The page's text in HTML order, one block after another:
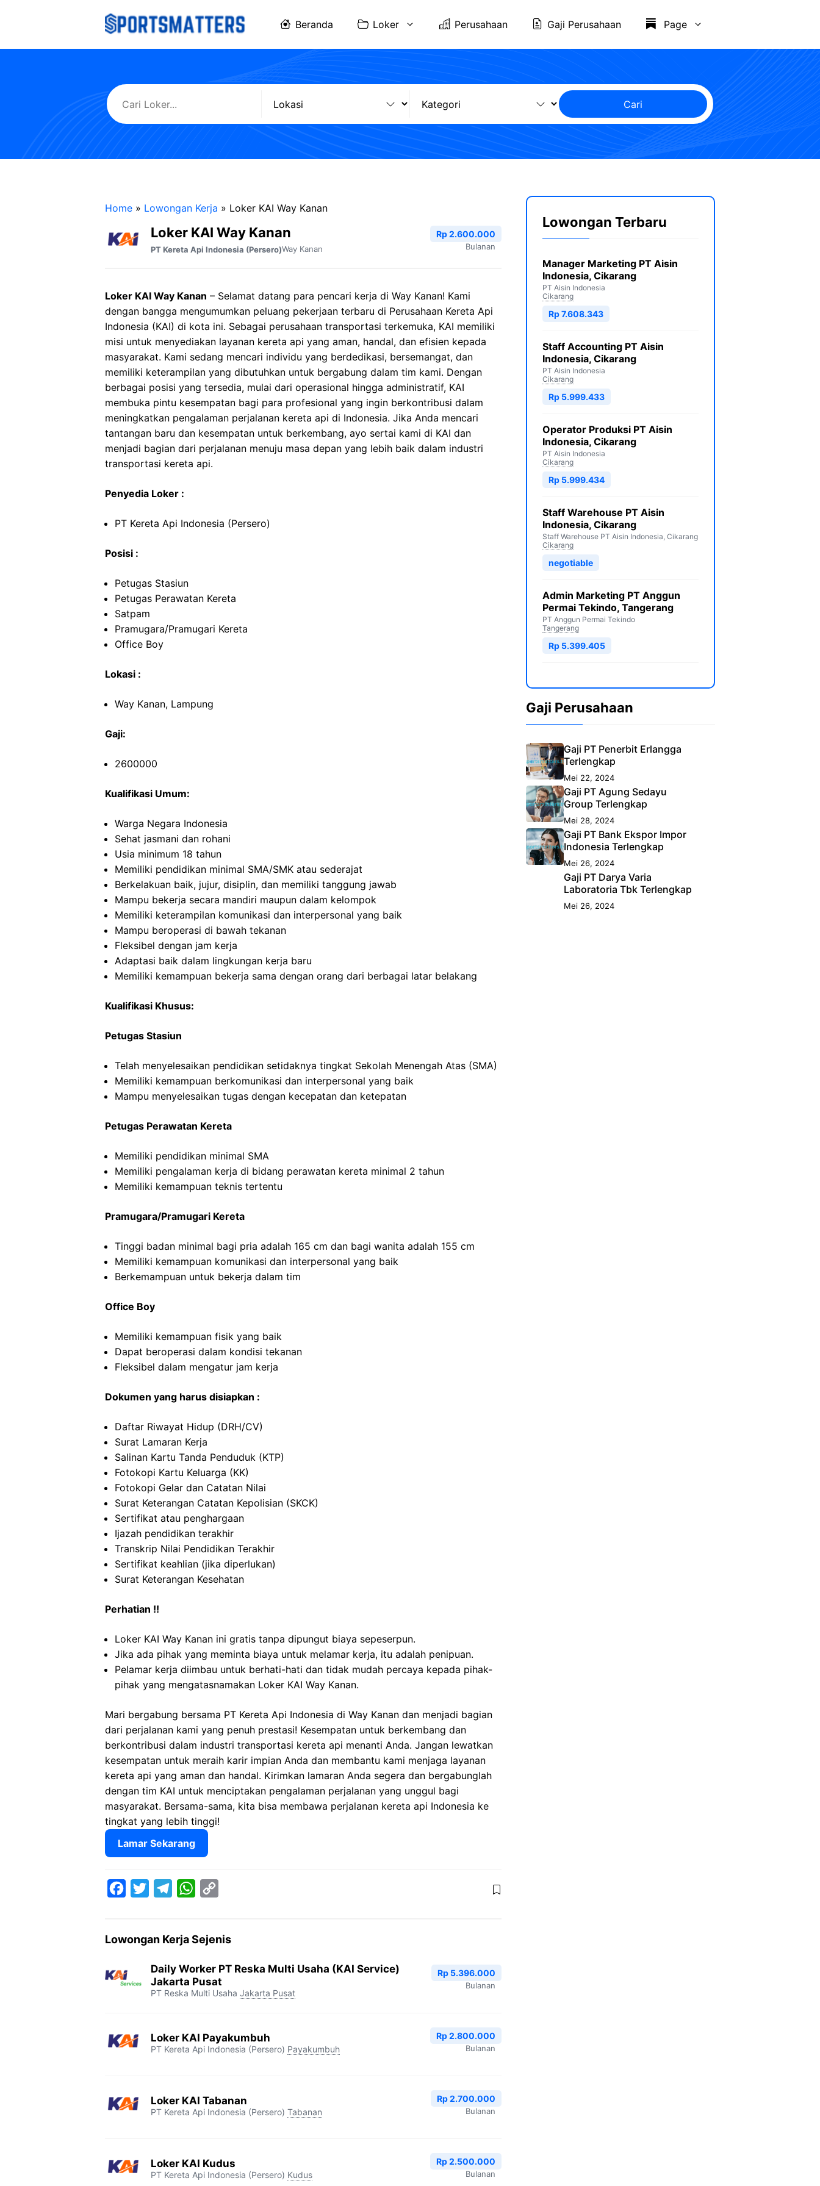
Beranda Loker Perusahaan Gaji Perusahaan Page
Cari
Home » Lowongan Kerja » Loker KAI Way Kanan
Loker KAI Way Kanan
PT Kereta Api Indonesia (Persero)Way Kanan
Rp 2.600.000
Bulanan
Loker KAI Way Kanan – Selamat datang para pencari kerja di Way Kanan! Kami
dengan bangga mengumumkan peluang pekerjaan terbaru di Perusahaan Kereta Api
Indonesia (KAI) di kota ini. Sebagai perusahaan transportasi terkemuka, KAI memiliki
misi untuk menyediakan layanan kereta api yang aman, handal, dan efisien kepada
masyarakat. Kami sedang mencari individu yang berdedikasi, bersemangat, dan
memiliki keterampilan yang dibutuhkan untuk bergabung dalam tim kami. Dengan
berbagai posisi yang tersedia, mulai dari operasional hingga administratif, KAI
membuka pintu kesempatan bagi para profesional yang ingin berkontribusi dalam
meningkatkan pengalaman perjalanan kereta api di Indonesia. Jika Anda mencari
tantangan baru dan kesempatan untuk berkembang, ayo sertai kami di KAI dan
menjadi bagian dari perjalanan menuju masa depan yang lebih baik dalam industri
transportasi kereta api.
Penyedia Loker :
PT Kereta Api Indonesia (Persero)
Posisi :
Petugas Stasiun
Petugas Perawatan Kereta
Satpam
Pramugara/Pramugari Kereta
Office Boy
Lokasi :
Way Kanan, Lampung
Gaji:
2600000
Kualifikasi Umum:
Warga Negara Indonesia
Sehat jasmani dan rohani
Usia minimum 18 tahun
Memiliki pendidikan minimal SMA/SMK atau sederajat
Berkelakuan baik, jujur, disiplin, dan memiliki tanggung jawab
Mampu bekerja secara mandiri maupun dalam kelompok
Memiliki keterampilan komunikasi dan interpersonal yang baik
Mampu beroperasi di bawah tekanan
Fleksibel dengan jam kerja
Adaptasi baik dalam lingkungan kerja baru
Memiliki kemampuan bekerja sama dengan orang dari berbagai latar belakang
Kualifikasi Khusus:
Petugas Stasiun
Telah menyelesaikan pendidikan setidaknya tingkat Sekolah Menengah Atas (SMA)
Memiliki kemampuan berkomunikasi dan interpersonal yang baik
Mampu menyelesaikan tugas dengan kecepatan dan ketepatan
Petugas Perawatan Kereta
Memiliki pendidikan minimal SMA
Memiliki pengalaman kerja di bidang perawatan kereta minimal 2 tahun
Memiliki kemampuan teknis tertentu
Pramugara/Pramugari Kereta
Tinggi badan minimal bagi pria adalah 165 cm dan bagi wanita adalah 155 cm
Memiliki kemampuan komunikasi dan interpersonal yang baik
Berkemampuan untuk bekerja dalam tim
Office Boy
Memiliki kemampuan fisik yang baik
Dapat beroperasi dalam kondisi tekanan
Fleksibel dalam mengatur jam kerja
Dokumen yang harus disiapkan :
Daftar Riwayat Hidup (DRH/CV)
Surat Lamaran Kerja
Salinan Kartu Tanda Penduduk (KTP)
Fotokopi Kartu Keluarga (KK)
Fotokopi Gelar dan Catatan Nilai
Surat Keterangan Catatan Kepolisian (SKCK)
Sertifikat atau penghargaan
Ijazah pendidikan terakhir
Transkrip Nilai Pendidikan Terakhir
Sertifikat keahlian (jika diperlukan)
Surat Keterangan Kesehatan
Perhatian !!
Loker KAI Way Kanan ini gratis tanpa dipungut biaya sepeserpun.
Jika ada pihak yang meminta biaya untuk melamar kerja, itu adalah penipuan.
Pelamar kerja diimbau untuk berhati-hati dan tidak mudah percaya kepada pihak-
pihak yang mengatasnamakan Loker KAI Way Kanan.
Mari bergabung bersama PT Kereta Api Indonesia di Way Kanan dan menjadi bagian
dari perjalanan kami yang penuh prestasi! Kesempatan untuk berkembang dan
berkontribusi dalam industri transportasi kereta api menanti Anda. Jangan lewatkan
kesempatan untuk meraih karir impian Anda dan membantu kami menjaga layanan
kereta api yang aman dan handal. Kirimkan lamaran Anda segera dan bergabunglah
dengan tim KAI untuk menciptakan pengalaman perjalanan yang unggul bagi
masyarakat. Bersama-sama, kita bisa membawa perjalanan kereta api Indonesia ke
tingkat yang lebih tinggi!
Lamar Sekarang
e
o
t
t
e
r
e
r
a
W
t
A
p
y
L
i
n
Lowongan Kerja Sejenis
Daily Worker PT Reska Multi Usaha (KAI Service)
Jakarta Pusat
PT Reska Multi Usaha Jakarta Pusat
Rp 5.396.000
Bulanan
Loker KAI Payakumbuh
PT Kereta Api Indonesia (Persero) Payakumbuh
Rp 2.800.000
Bulanan
Loker KAI Tabanan
PT Kereta Api Indonesia (Persero) Tabanan
Rp 2.700.000
Bulanan
Loker KAI Kudus
PT Kereta Api Indonesia (Persero) Kudus
Rp 2.500.000
Bulanan
Lowongan Terbaru
Manager Marketing PT Aisin
Indonesia, Cikarang
PT Aisin Indonesia
Cikarang
Rp 7.608.343
Staff Accounting PT Aisin
Indonesia, Cikarang
PT Aisin Indonesia
Cikarang
Rp 5.999.433
Operator Produksi PT Aisin
Indonesia, Cikarang
PT Aisin Indonesia
Cikarang
Rp 5.999.434
Staff Warehouse PT Aisin
Indonesia, Cikarang
Staff Warehouse PT Aisin Indonesia, Cikarang
Cikarang
negotiable
Admin Marketing PT Anggun
Permai Tekindo, Tangerang
PT Anggun Permai Tekindo
Tangerang
Rp 5.399.405
Gaji Perusahaan
Gaji PT Penerbit Erlangga
Terlengkap
Mei 22, 2024
Gaji PT Agung Sedayu
Group Terlengkap
Mei 28, 2024
Gaji PT Bank Ekspor Impor
Indonesia Terlengkap
Mei 26, 2024
Gaji PT Darya Varia
Laboratoria Tbk Terlengkap
Mei 26, 2024